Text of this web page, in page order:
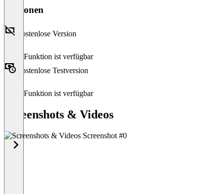
Versionen
Kostenlose Version
Diese Funktion ist verfügbar
Kostenlose Testversion
Diese Funktion ist verfügbar
Screenshots & Videos